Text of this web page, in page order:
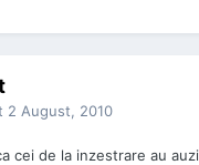
2 August, 2010
cei de la inzestrare au